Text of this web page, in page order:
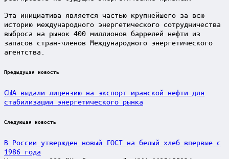
Эта инициатива является частью крупнейшего за всю
историю международного энергетического сотрудничества
выброса на рынок 400 миллионов баррелей нефти из
запасов стран-членов Международного энергетического
агентства.
Post
Предыдущая новость
США выдали лицензию на экспорт иранской нефти для
стабилизации энергетического рынка
Следующая новость
В России утвержден новый ГОСТ на белый хлеб впервые с
1986 года